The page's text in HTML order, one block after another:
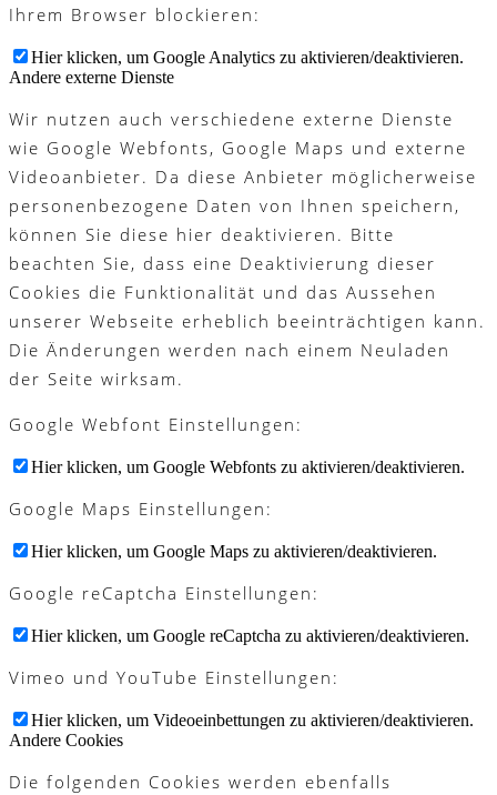
Ihrem Browser blockieren:
Hier klicken, um Google Analytics zu aktivieren/deaktivieren.
Andere externe Dienste
Wir nutzen auch verschiedene externe Dienste
wie Google Webfonts, Google Maps und externe
Videoanbieter. Da diese Anbieter möglicherweise
personenbezogene Daten von Ihnen speichern,
können Sie diese hier deaktivieren. Bitte
beachten Sie, dass eine Deaktivierung dieser
Cookies die Funktionalität und das Aussehen
unserer Webseite erheblich beeinträchtigen kann.
Die Änderungen werden nach einem Neuladen
der Seite wirksam.
Google Webfont Einstellungen:
Hier klicken, um Google Webfonts zu aktivieren/deaktivieren.
Google Maps Einstellungen:
Hier klicken, um Google Maps zu aktivieren/deaktivieren.
Google reCaptcha Einstellungen:
Hier klicken, um Google reCaptcha zu aktivieren/deaktivieren.
Vimeo und YouTube Einstellungen:
Hier klicken, um Videoeinbettungen zu aktivieren/deaktivieren.
Andere Cookies
Die folgenden Cookies werden ebenfalls